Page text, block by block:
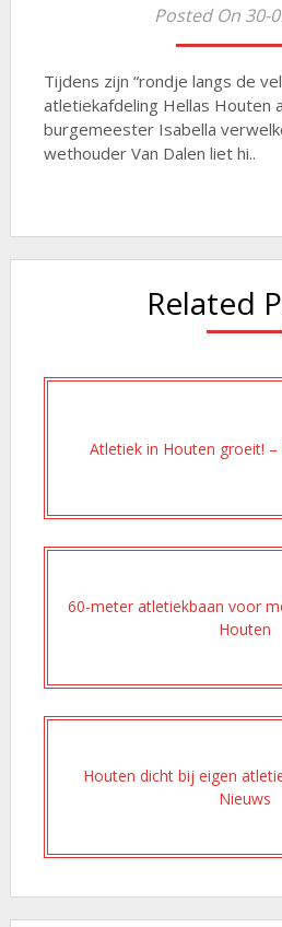
Posted On 30-
Tijdens zijn “rondje langs de
atletiekafdeling Hellas Houten
burgemeester Isabella
wethouder Van Dalen liet hi..
Related
Atletiek in Houten groeit!
60-meter atletiekbaan voor
Houten
Houten dicht bij eigen
Nieuws